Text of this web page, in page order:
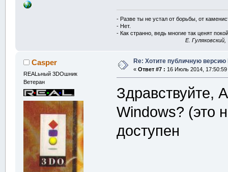
- Разве ты не устал от борьбы, от
- Нет.
- Как странно, ведь многие так ценят
E.
Casper
REALьный 3DOшник
Ветеран
Re: Хотите публичную версию
« Ответ #7 : 16 Июль 2014, 17:50:59
Здравствуйте,
Windows? (это
доступен